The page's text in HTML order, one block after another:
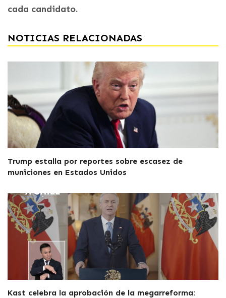
cada candidato.
NOTICIAS RELACIONADAS
Trump estalla por reportes sobre escasez de
municiones en Estados Unidos
Kast celebra la aprobación de la megarreforma: